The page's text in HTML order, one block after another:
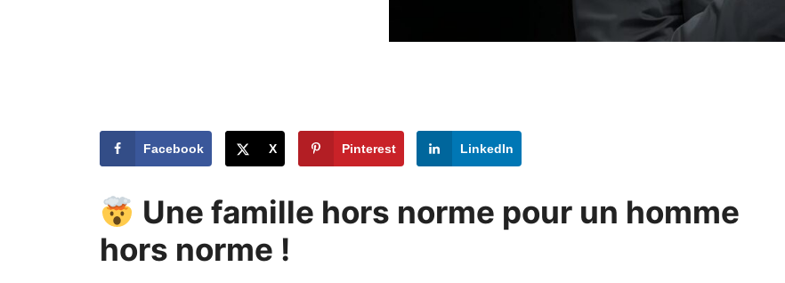
Facebook X Pinterest LinkedIn
Une famille hors norme pour un homme
hors norme !